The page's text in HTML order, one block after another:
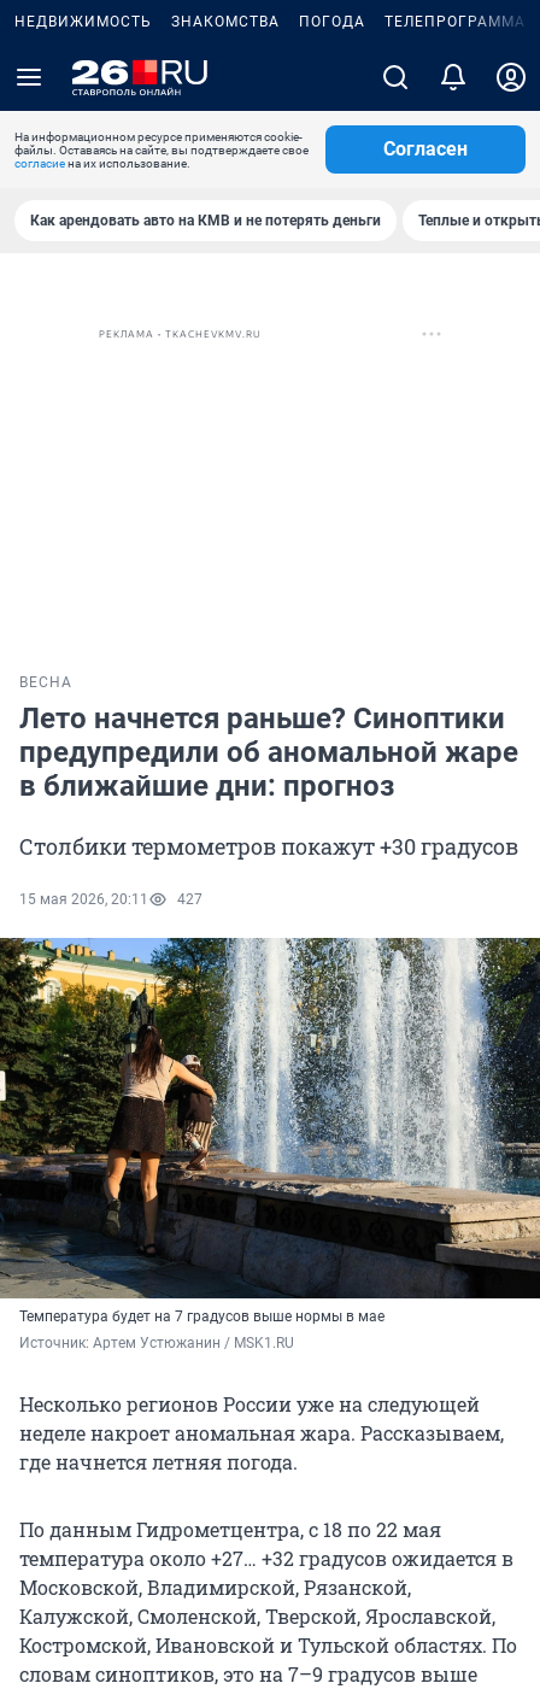
НЕДВИЖИМОСТЬ ЗНАКОМСТВА ПОГОДА ТЕЛЕПРОГРАММА
На информационном ресурсе применяются cookie-
файлы. Оставаясь на сайте, вы подтверждаете свое
согласиена их использование.
Согласен
Как арендовать авто на КМВ и не потерять деньги Теплые и
РЕКЛАМА • TKACHEVKMV.RU
ВЕСНА
Лето начнется раньше? Синоптики
предупредили об аномальной жаре
в ближайшие дни: прогноз
Столбики термометров покажут +30 градусов
15 мая 2026, 20:11 427
Температура будет на 7 градусов выше нормы в мае
Источник: Артем Устюжанин / MSK1.RU
Несколько регионов России уже на следующей
неделе накроет аномальная жара. Рассказываем,
где начнется летняя погода.
По данным Гидрометцентра, с 18 по 22 мая
температура около+27… +32градусов ожидается в
Московской, Владимирской, Рязанской,
Калужской, Смоленской, Тверской, Ярославской,
Костромской, Ивановской и Тульской областях. По
словам синоптиков, это на 7–9 градусов выше